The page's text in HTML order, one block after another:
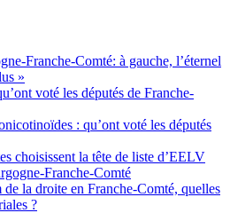
Franche-Comté: à gauche, l’éternel
»
voté les députés de Franche-
: qu’ont voté les députés
choisissent la tête de liste d’EELV
Franche-Comté
la droite en Franche-Comté, quelles
?